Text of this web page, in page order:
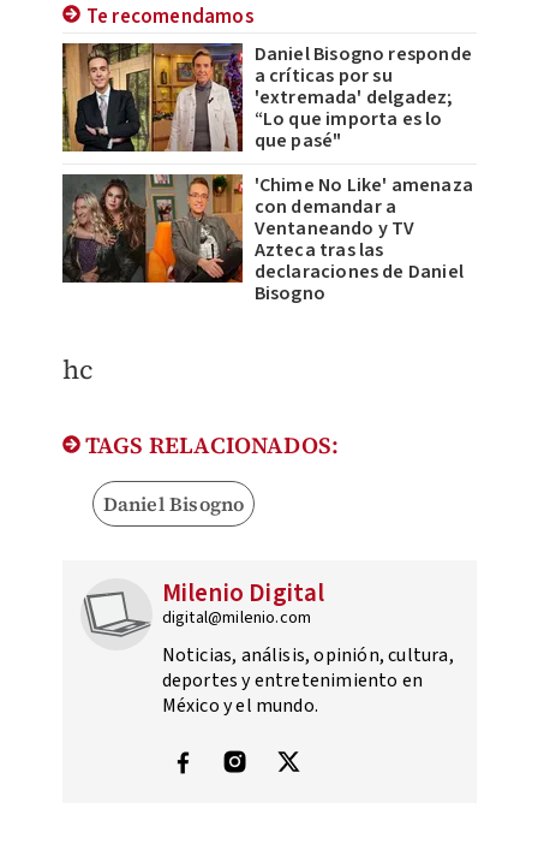
Te recomendamos
Daniel Bisogno responde
a críticas por su
'extremada' delgadez;
“Lo que importa es lo
que pasé"
'Chime No Like' amenaza
con demandar a
Ventaneando y TV
Azteca tras las
declaraciones de Daniel
Bisogno
hc
TAGS RELACIONADOS:
Daniel Bisogno
Milenio Digital
digital@milenio.com
Noticias, análisis, opinión, cultura,
deportes y entretenimiento en
México y el mundo.